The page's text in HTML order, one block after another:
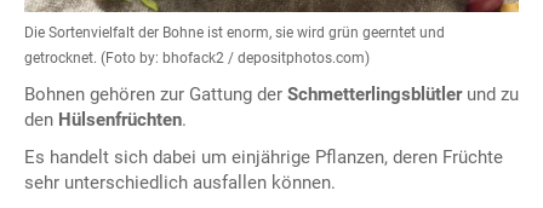
Die Sortenvielfalt der Bohne ist enorm, sie wird grün geerntet und
getrocknet. (Foto by: bhofack2 / depositphotos.com)
Bohnen gehören zur Gattung der Schmetterlingsblütlerund zu
den Hülsenfrüchten.
Es handelt sich dabei um einjährige Pflanzen, deren Früchte
sehr unterschiedlich ausfallen können.